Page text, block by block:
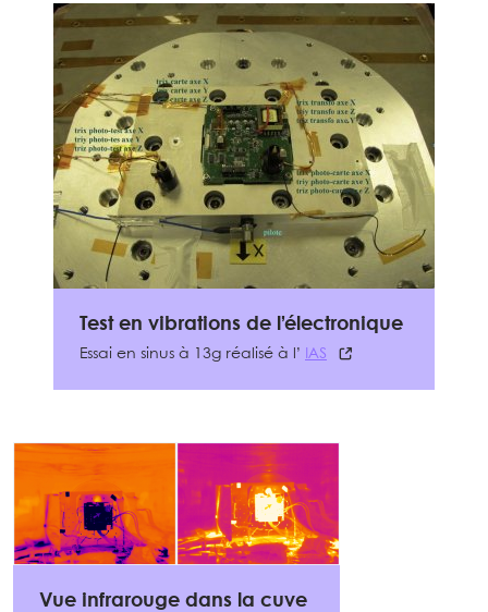
Test en vibrations de l’électronique
Essai en sinus à 13g réalisé à l’ IAS
Vue infrarouge dans la cuve